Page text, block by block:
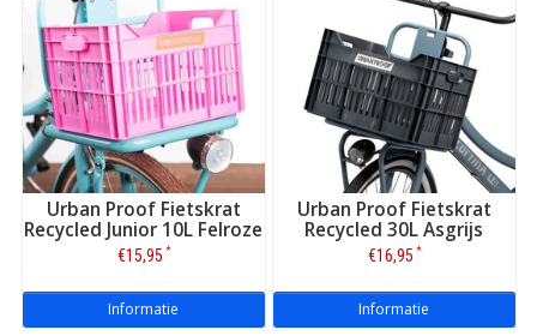
Urban Proof Fietskrat
Recycled Junior 10L Felroze
€15,95 *
Informatie
Urban Proof Fietskrat
Recycled 30L Asgrijs
€16,95 *
Informatie